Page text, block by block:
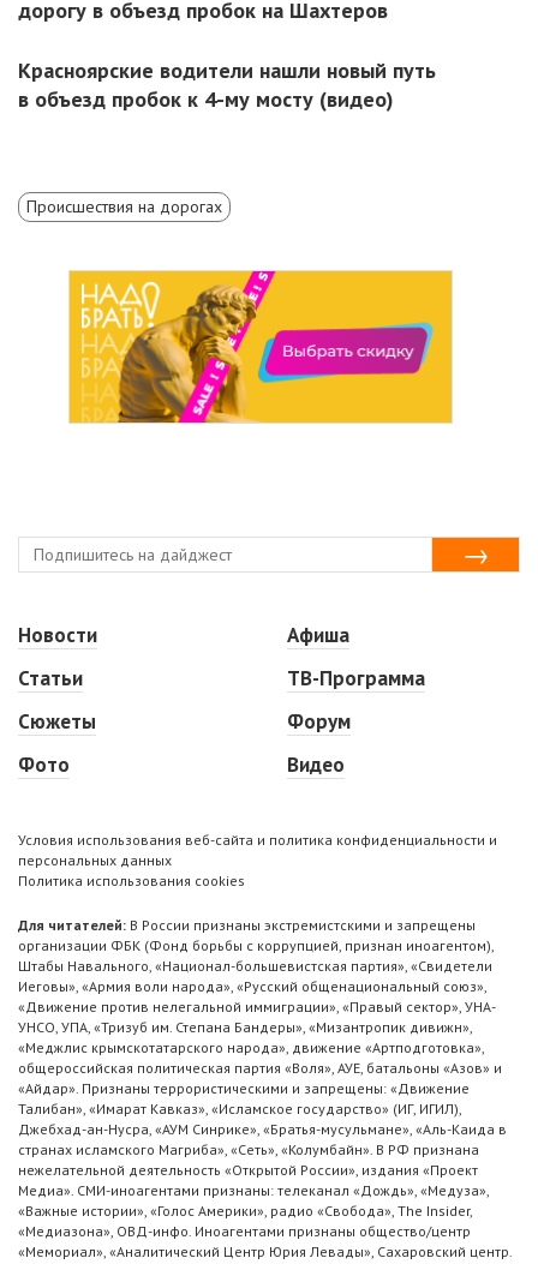
дорогу в объезд пробок на Шахтеров
Красноярские водители нашли новый путь
в объезд пробок к 4-му мосту (видео)
Происшествия на дорогах
Новости
Статьи
Сюжеты
Фото
Афиша
ТВ-Программа
Форум
Видео
Условия использования веб-сайта и политика конфиденциальности и
персональных данных
Политика использования cookies
Для читателей: В России признаны экстремистскими и запрещены
организации ФБК (Фонд борьбы с коррупцией, признан иноагентом),
Штабы Навального, «Национал-большевистская партия», «Свидетели
Иеговы», «Армия воли народа», «Русский общенациональный союз»,
«Движение против нелегальной иммиграции», «Правый сектор», УНА-
УНСО, УПА, «Тризуб им. Степана Бандеры», «Мизантропик дивижн»,
«Меджлис крымскотатарского народа», движение «Артподготовка»,
общероссийская политическая партия «Воля», АУЕ, батальоны «Азов» и
«Айдар». Признаны террористическими и запрещены: «Движение
Талибан», «Имарат Кавказ», «Исламское государство» (ИГ, ИГИЛ),
Джебхад-ан-Нусра, «АУМ Синрике», «Братья-мусульмане», «Аль-Каида в
странах исламского Магриба», «Сеть», «Колумбайн». В РФ признана
нежелательной деятельность «Открытой России», издания «Проект
Медиа». СМИ-иноагентами признаны: телеканал «Дождь», «Медуза»,
«Важные истории», «Голос Америки», радио «Свобода», The Insider,
«Медиазона», ОВД-инфо. Иноагентами признаны общество/центр
«Мемориал», «Аналитический Центр Юрия Левады», Сахаровский центр.